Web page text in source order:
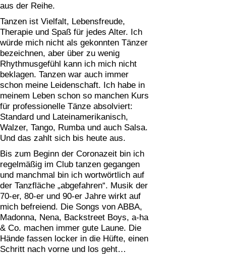
aus der Reihe.
Tanzen ist Vielfalt, Lebensfreude,
Therapie und Spaß für jedes Alter. Ich
würde mich nicht als gekonnten Tänzer
bezeichnen, aber über zu wenig
Rhythmusgefühl kann ich mich nicht
beklagen. Tanzen war auch immer
schon meine Leidenschaft. Ich habe in
meinem Leben schon so manchen Kurs
für professionelle Tänze absolviert:
Standard und Lateinamerikanisch,
Walzer, Tango, Rumba und auch Salsa.
Und das zahlt sich bis heute aus.
Bis zum Beginn der Coronazeit bin ich
regelmäßig im Club tanzen gegangen
und manchmal bin ich wortwörtlich auf
der Tanzfläche „abgefahren“. Musik der
70-er, 80-er und 90-er Jahre wirkt auf
mich befreiend. Die Songs von ABBA,
Madonna, Nena, Backstreet Boys, a-ha
& Co. machen immer gute Laune. Die
Hände fassen locker in die Hüfte, einen
Schritt nach vorne und los geht…